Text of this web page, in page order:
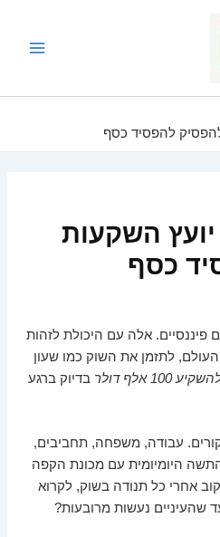
להפסיד כסף
השקעות
כסף
פיננסיים. אלה עם היכולת לזהות
לתזמן את השוק כמו שעון
100 אלף דולר
בדיוק ברגע
עבודה, משפחה, תחביבים,
היומיומית עם מכונת הקפה
אחרי כל תנודה בשוק, לקרוא
שהעיניים נעשות מרובעות?